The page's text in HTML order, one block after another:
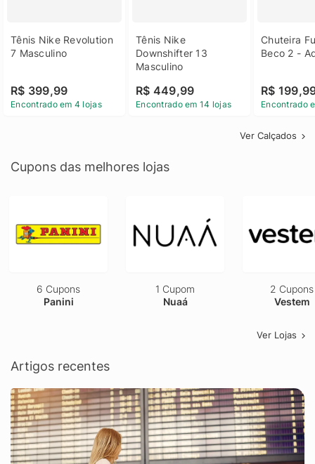
Tênis Nike Revolution
7 Masculino
R$ 399,99
Encontrado em 4 lojas
Tênis Nike
Downshifter 13
Masculino
R$ 449,99
Encontrado em 14 lojas
Chuteira
Beco 2 -
R$
Encontrado
Ver Calçados
Cupons das melhores lojas
6 Cupons
Panini
1 Cupom
Nuaá
2 Cupons
Vestem
Ver Lojas
Artigos recentes